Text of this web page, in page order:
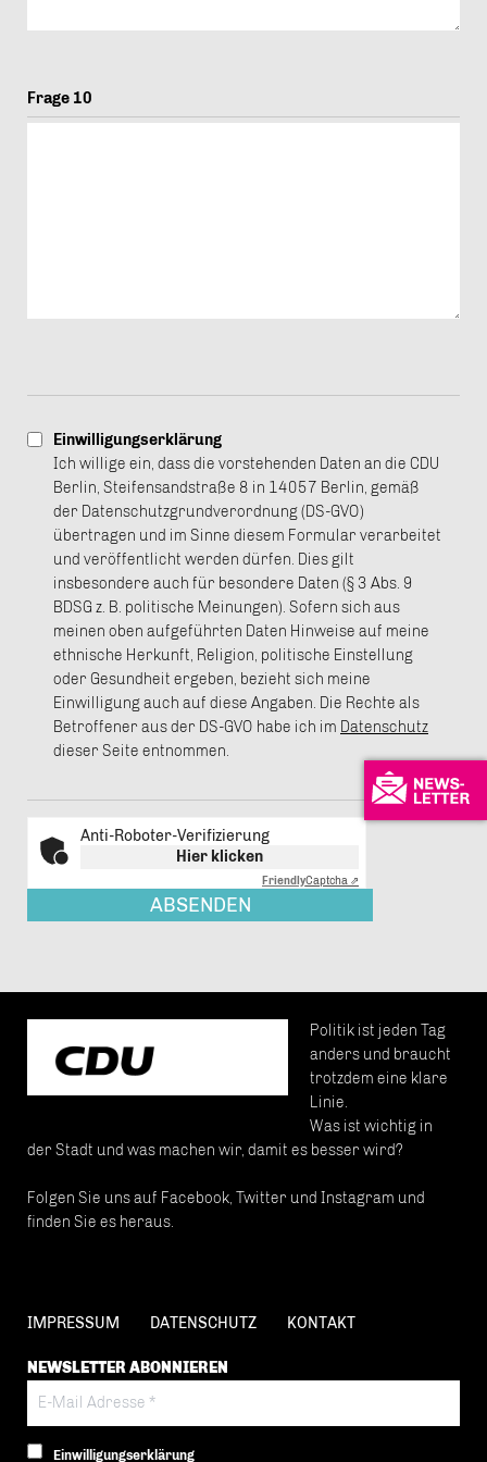
Frage 10
Einwilligungserklärung
Ich willige ein, dass die vorstehenden Daten an die CDU
Berlin, Steifensandstraße 8 in 14057 Berlin, gemäß
der Datenschutzgrundverordnung (DS-GVO)
übertragen und im Sinne diesem Formular verarbeitet
und veröffentlicht werden dürfen. Dies gilt
insbesondere auch für besondere Daten (§ 3 Abs. 9
BDSG z. B. politische Meinungen). Sofern sich aus
meinen oben aufgeführten Daten Hinweise auf meine
ethnische Herkunft, Religion, politische Einstellung
oder Gesundheit ergeben, bezieht sich meine
Einwilligung auch auf diese Angaben. Die Rechte als
Betroffener aus der DS-GVO habe ich im Datenschutz
dieser Seite entnommen.
Anti-Roboter-Verifizierung
Hier klicken
FriendlyCaptcha ⇗
ABSENDEN
Politik ist jeden Tag
anders und braucht
trotzdem eine klare
Linie.
Was ist wichtig in
der Stadt und was machen wir, damit es besser wird?
Folgen Sie uns auf Facebook, Twitter und Instagram und
finden Sie es heraus.
IMPRESSUM DATENSCHUTZ KONTAKT
NEWSLETTER ABONNIEREN
Einwilligungserklärung